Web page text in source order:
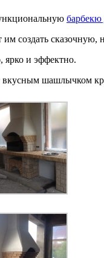
барбекю
им создать сказочную,
ярко и эффектно.
вкусным шашлычком